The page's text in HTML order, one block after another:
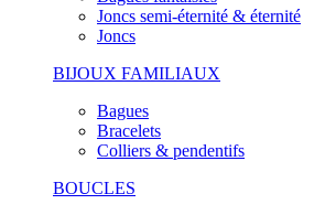
Joncs semi-éternité & éternité
Joncs
BIJOUX FAMILIAUX
Bagues
Bracelets
Colliers & pendentifs
BOUCLES